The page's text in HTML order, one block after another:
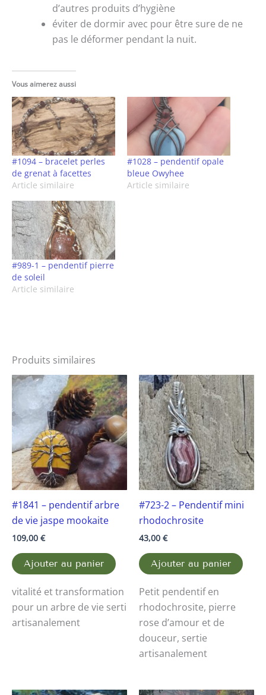
d’autres produits d’hygiène
éviter de dormir avec pour être sure de ne
pas le déformer pendant la nuit.
Vous aimerez aussi
#1094 – bracelet perles
de grenat à facettes
Article similaire
#1028 – pendentif opale
bleue Owyhee
Article similaire
#989-1 – pendentif pierre
de soleil
Article similaire
Produits similaires
#1841 – pendentif arbre
de vie jaspe mookaite
109,00 €
Ajouter au panier
vitalité et transformation
pour un arbre de vie serti
artisanalement
#723-2 – Pendentif mini
rhodochrosite
43,00 €
Ajouter au panier
Petit pendentif en
rhodochrosite, pierre
rose d’amour et de
douceur, sertie
artisanalement